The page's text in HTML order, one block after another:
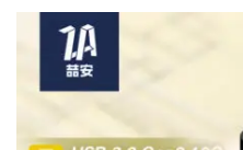
價
格：
NT$399。
價